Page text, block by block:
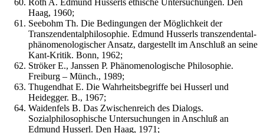
Haag, 1960;
Seebohm Th. Die Bedingungen der Möglichkeit der
Transzendentalphilosophie. Edmund Husserls transzendental-
phänomenologischer Ansatz, dargestellt im Anschluß an seine
Kant-Kritik. Bonn, 1962;
Ströker E., Janssen P. Phänomenologische Philosophie.
Freiburg – Münch., 1989;
Thugendhat E. Die Wahrheitsbegriffe bei Husserl und
Heidegger. В., 1967;
Waidenfels В. Das Zwischenreich des Dialogs.
Sozialphilosophische Untersuchungen in Anschluß an
Edmund Husserl. Den Haag, 1971;